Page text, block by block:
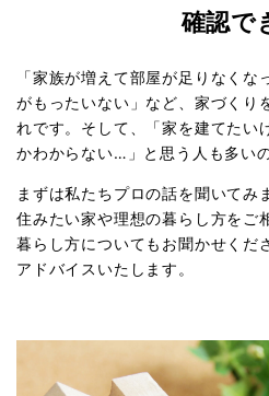
確認で
「家族が増えて部屋が足りなく
がもったいない」など、家づくり
れです。そして、「家を建てたい
かわからない…」と思う人も多い
まずは私たちプロの話を聞いてみ
住みたい家や理想の暮らし方をご
暮らし方についてもお聞かせくだ
アドバイスいたします。